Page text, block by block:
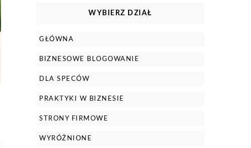
WYBIERZ DZIAŁ
GŁÓWNA
BIZNESOWE BLOGOWANIE
DLA SPECÓW
PRAKTYKI W BIZNESIE
STRONY FIRMOWE
WYRÓŻNIONE